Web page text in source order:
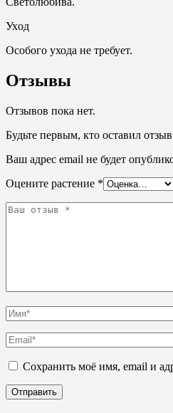
Ухoд
Особого ухода не требует.
Отзывы
Отзывов пока нет.
Будьте первым, кто оставил
Ваш адрес email не будет
Оцените растение *
Сохранить моё имя, email и